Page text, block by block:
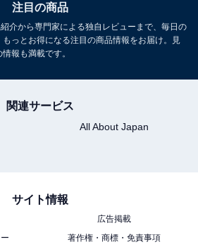
注目の商品
介から専門家による独自レビューまで、毎日の
っとお得になる注目の商品情報をお届け。見
報も満載です。
関連サービス
All About Japan
サイト情報
広告掲載
著作権・商標・免責事項